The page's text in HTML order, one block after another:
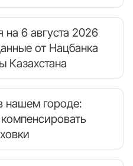
на 6 августа 2026
от Нацбанка
Казахстана
нашем городе: